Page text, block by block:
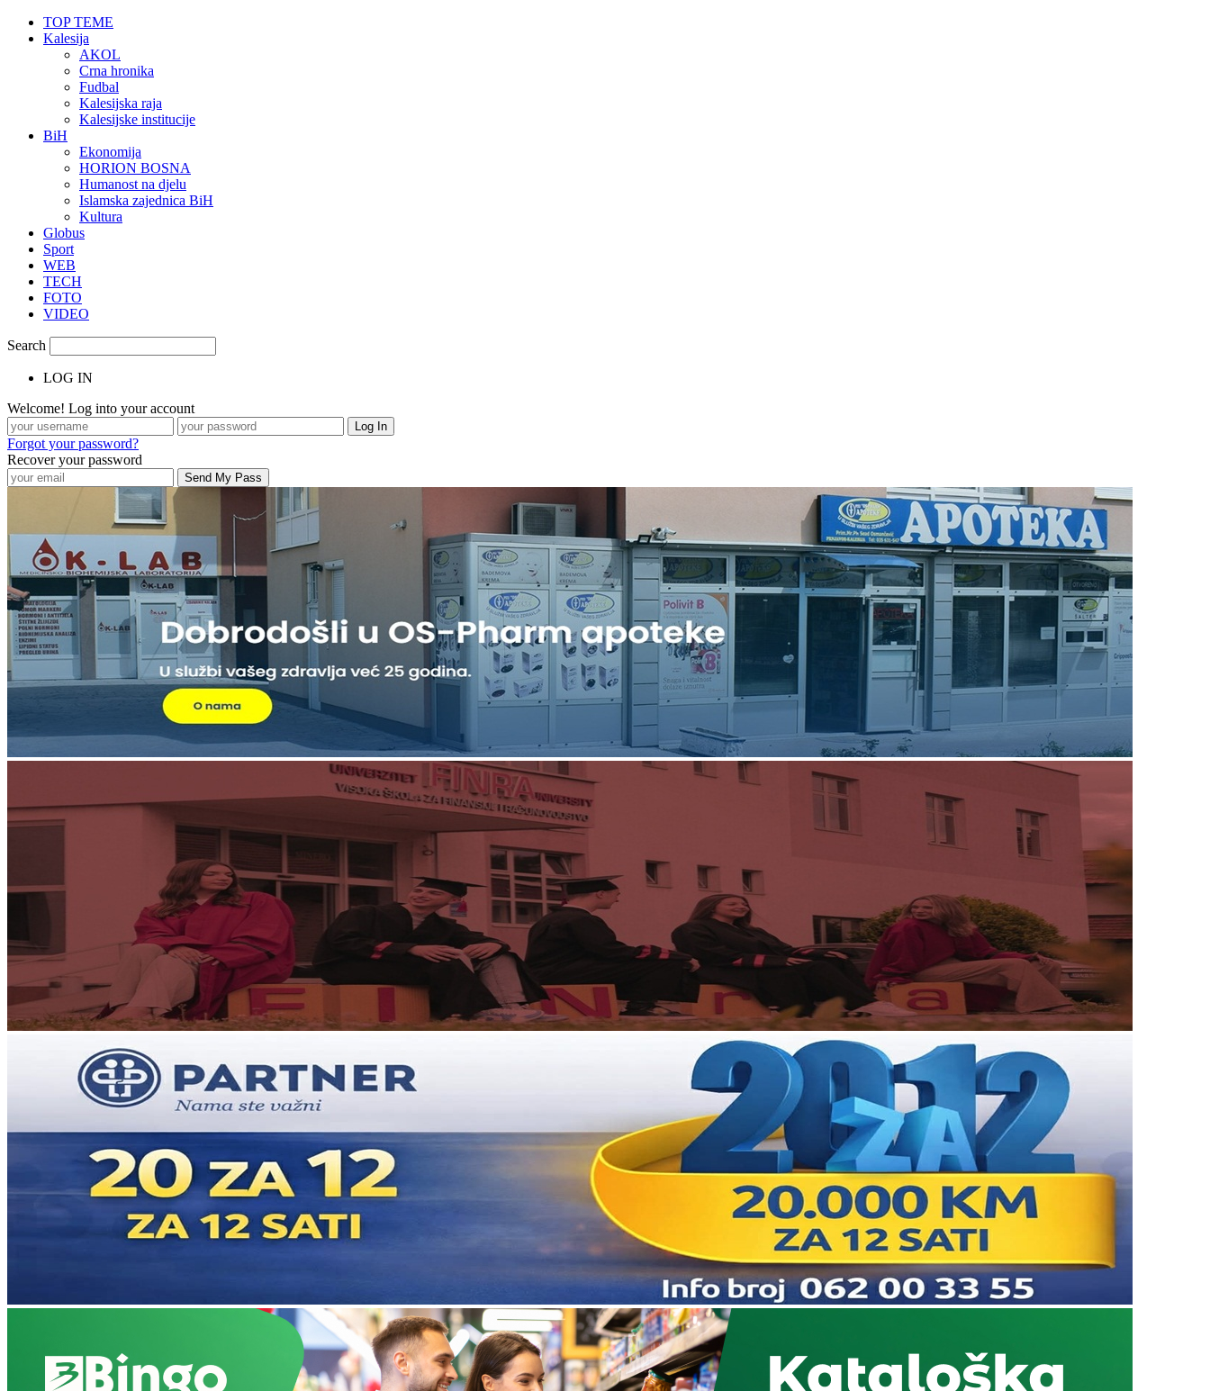
TOP TEME
Kalesija
AKOL
Crna hronika
Fudbal
Kalesijska raja
Kalesijske institucije
BiH
Ekonomija
HORION BOSNA
Humanost na djelu
Islamska zajednica BiH
Kultura
Globus
Sport
WEB
TECH
FOTO
VIDEO
Search
LOG IN
Welcome! Log into your account
Forgot your password?
Recover your password